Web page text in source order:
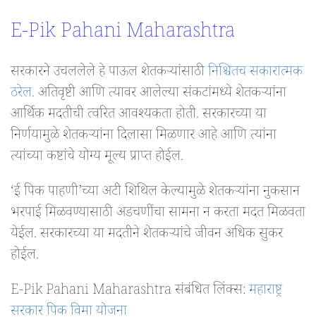
E-Pik Pahani Maharashtra
सरकारने उचललेले हे पाऊल शेतकऱ्यांसाठीनिश्चितच सकारात्मक
ठरेल.अतिवृष्टी आणि त्यावर आलेल्या संकटांमध्ये शेतकऱ्यांना
आर्थिक मदतीची त्वरित आवश्यकता होती. सरकारच्या या
निर्णयामुळे शेतकऱ्यांना दिलासा मिळणार आहे आणि त्यांना
त्यांच्या कष्टांचे योग्य मूल्य प्राप्त होईल.
‘ई पिक पाहणी’च्या अटी शिथिल केल्यामुळे शेतकऱ्यांना नुकसान
भरपाई मिळवण्यासाठी अडचणींचा सामना न करता मदत मिळवता
येईल. सरकारच्या या मदतीने शेतकऱ्यांचे जीवन अधिक सुकर
होईल.
E-Pik Pahani Maharashtra संबंधित लिंक्स:महाराष्ट्र
सरकार पिक विमा योजना